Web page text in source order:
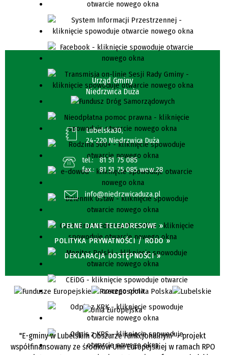
Urząd Gminy
Niedrzwica Duża
Lubelska30,
24-220 Niedrzwica Duża
tel.:
81 51 75 085
fax.:
81 51 75 085 wew.28
info@niedrzwicaduza.pl
PEŁNE DANE TELEADRESOWE »
POLITYKA PRYWATNOŚCI / RODO »
DEKLARACJA DOSTĘPNOŚCI »
"E-gminy w Lubelskim Obszarze Funkcjonalnym" - projekt
współfinansowany ze środków Unii Europejskiej w ramach RPO